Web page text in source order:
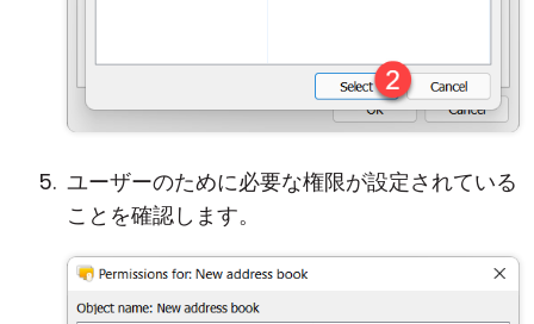
ユーザーのために必要な権限が設定されている
ことを確認します。